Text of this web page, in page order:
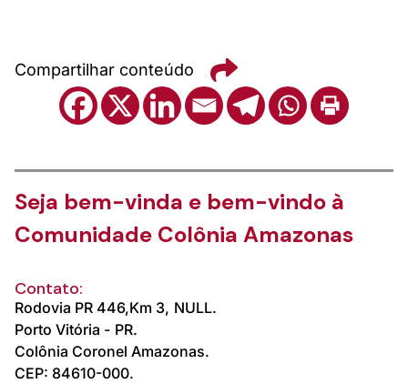
Compartilhar conteúdo
Seja bem-vinda e bem-vindo à
Comunidade Colônia Amazonas
Contato:
Rodovia PR 446,Km 3, NULL.
Porto Vitória - PR.
Colônia Coronel Amazonas.
CEP: 84610-000.